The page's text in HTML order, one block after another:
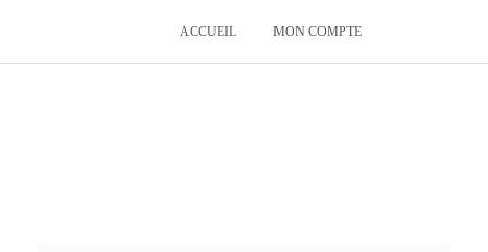
ACCUEIL MON COMPTE